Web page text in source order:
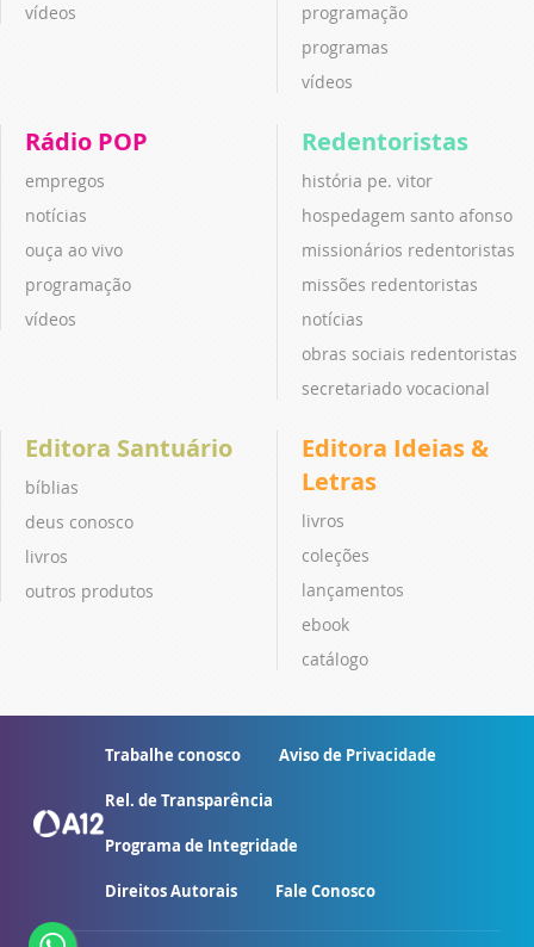
vídeos
programação
programas
vídeos
Rádio POP
empregos
notícias
ouça ao vivo
programação
vídeos
Redentoristas
história pe. vitor
hospedagem santo afonso
missionários redentoristas
missões redentoristas
notícias
obras sociais redentoristas
secretariado vocacional
Editora Santuário
bíblias
deus conosco
livros
outros produtos
Editora Ideias &
Letras
livros
coleções
lançamentos
ebook
catálogo
Trabalhe conosco Aviso de Privacidade
Rel. de Transparência
Programa de Integridade
Direitos Autorais Fale Conosco